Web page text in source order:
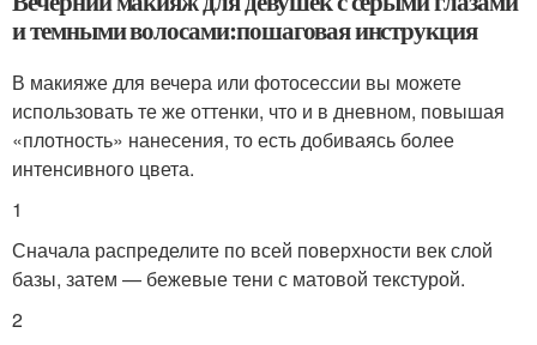
и темными волосами:пошаговая инструкция
В макияже для вечера или фотосессии вы можете
использовать те же оттенки, что и в дневном, повышая
«плотность» нанесения, то есть добиваясь более
интенсивного цвета.
1
Сначала распределите по всей поверхности век слой
базы, затем — бежевые тени с матовой текстурой.
2